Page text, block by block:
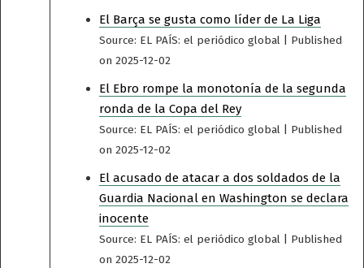
El Barça se gusta como líder de La Liga
Source: EL PAÍS: el periódico global
Published
on 2025-12-02
El Ebro rompe la monotonía de la segunda
ronda de la Copa del Rey
Source: EL PAÍS: el periódico global
Published
on 2025-12-02
El acusado de atacar a dos soldados de la
Guardia Nacional en Washington se declara
inocente
Source: EL PAÍS: el periódico global
Published
on 2025-12-02